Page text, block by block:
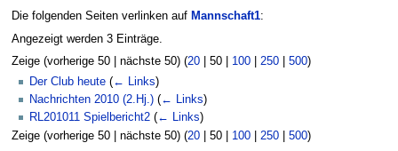
Die folgenden Seiten verlinken auf Mannschaft1:
Angezeigt werden 3 Einträge.
Zeige (vorherige 50| nächste 50) (20| 50| 100| 250| 500)
Der Club heute (← Links)
Nachrichten 2010 (2.Hj.) (← Links)
RL201011 Spielbericht2 (← Links)
Zeige (vorherige 50| nächste 50) (20| 50| 100| 250| 500)